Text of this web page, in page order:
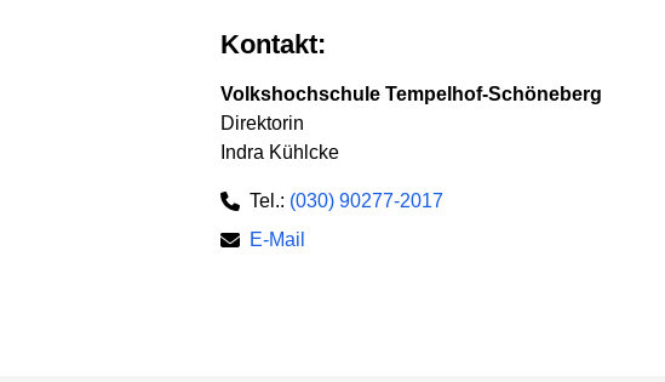
Kontakt:
Volkshochschule Tempelhof-Schöneberg
Direktorin
Indra Kühlcke
Tel.: (030) 90277-2017
E-Mail